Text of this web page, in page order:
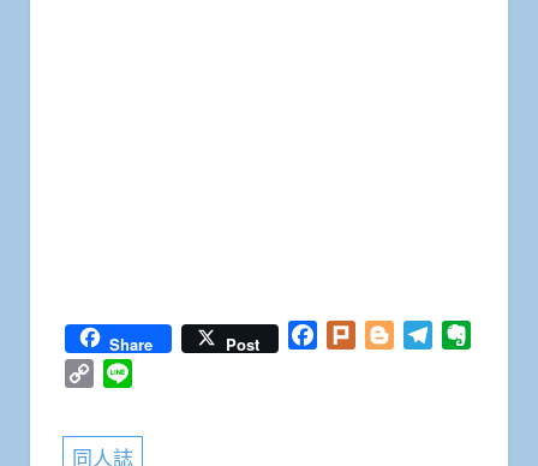
Share Post Facebook
Plurk BloggerTelegram
Copy
同人誌